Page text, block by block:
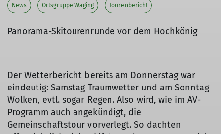
News Ortsgruppe Waging Tourenbericht
Panorama-Skitourenrunde vor dem Hochkönig
Der Wetterbericht bereits am Donnerstag war
eindeutig: Samstag Traumwetter und am Sonntag
Wolken, evtl. sogar Regen. Also wird, wie im AV-
Programm auch angekündigt, die
Gemeinschaftstour vorverlegt. So dachten